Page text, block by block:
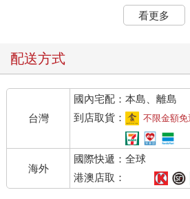
及，並歷經了希臘黃金時代、文藝復興
師傳給我們，我們再傳給學生，然後傳
這本苦心孤詣的新書，一如烏迪斯的前
科學與科技，並運用眾多新技術，才得
技的最前端，徹底發揮了科技應用的極
言溝通的無數奧祕。
人類為演化階梯之首，我們的臉部肌肉
是這個星球上最為精密複雜的肌肉組織
精細的表情差異，光憑如此就能使你因
道：「怎麼了？發生什麼事？」其實，
看更多
配送方式
台灣
國內宅配：本島、離島
到店取貨：
不限金額免
海外
國際快遞：全球
港澳店取：